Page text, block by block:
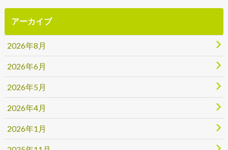
アーカイブ
2026年8月
2026年6月
2026年5月
2026年4月
2026年1月